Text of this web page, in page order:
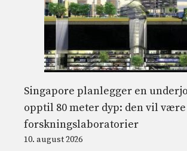
Singapore planlegger en
opptil 80 meter dyp: den vil
forskningslaboratorier
10. august 2026